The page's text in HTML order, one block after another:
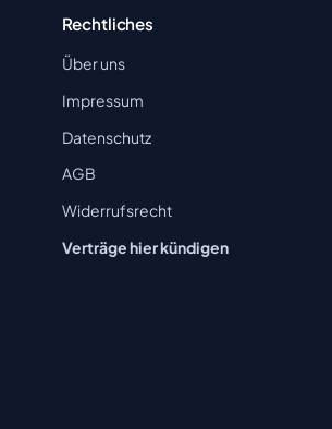
Rechtliches
Über uns
Impressum
Datenschutz
AGB
Widerrufsrecht
Verträge hier kündigen